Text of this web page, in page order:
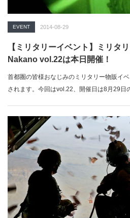
EVENT 2014-08-29
【ミリタリーイベント】ミリタ
Nakano vol.22は本日開催！
首都圏の皆様おなじみのミリタリー物販イ
されます。今回はvol.22、開催日は8月29